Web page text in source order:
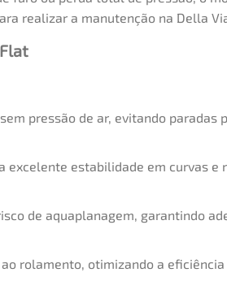
realizar a manutenção na Della
pressão de ar, evitando paradas
excelente estabilidade em curvas e
de aquaplanagem, garantindo
rolamento, otimizando a